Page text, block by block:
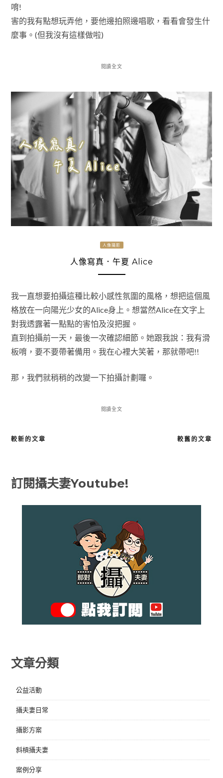
唷!
害的我有點想玩弄他，要他邊拍照邊唱歌，看看會發生什
麼事。(但我沒有這樣做啦)
閱讀全文
人像攝影
人像寫真．午夏 Alice
我一直想要拍攝這種比較小感性氛圍的風格，想把這個風
格放在一向陽光少女的Alice身上。想當然Alice在文字上
對我透露著一點點的害怕及沒把握。
直到拍攝前一天，最後一次確認細節。她跟我說：我有滑
板唷，要不要帶著備用。我在心裡大笑著，那就帶吧!!
那，我們就稍稍的改變一下拍攝計劃囉。
閱讀全文
文
導
覽
較舊的文章
較新的文章
訂閱攝夫妻Youtube!
文章分類
公益活動
攝夫妻日常
攝影方案
斜槓攝夫妻
案例分享